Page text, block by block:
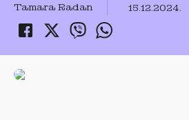
Tamara Radan 15.12.2024.